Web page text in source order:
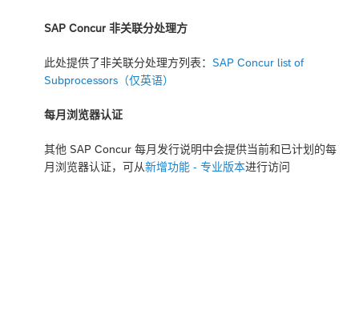
SAP Concur 非关联分处理方
此处提供了非关联分处理方列表： SAP Concur list of
Subprocessors（仅英语）
每月浏览器认证
其他 SAP Concur 每月发行说明中会提供当前和已计划的每
月浏览器认证，可从新增功能 - 专业版本进行访问